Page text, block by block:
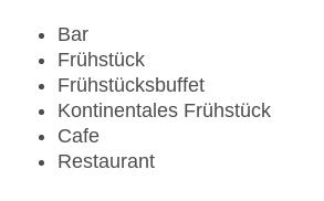
Bar
Frühstück
Frühstücksbuffet
Kontinentales Frühstück
Cafe
Restaurant